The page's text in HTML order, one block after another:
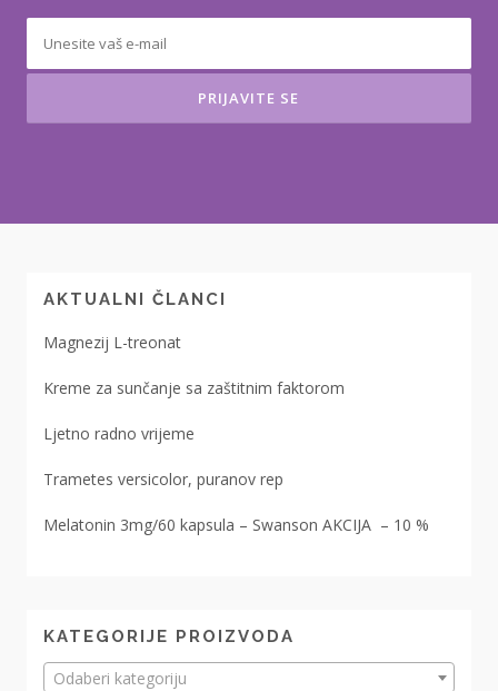
AKTUALNI ČLANCI
Magnezij L-treonat
Kreme za sunčanje sa zaštitnim faktorom
Ljetno radno vrijeme
Trametes versicolor, puranov rep
Melatonin 3mg/60 kapsula – Swanson AKCIJA – 10 %
KATEGORIJE PROIZVODA
Odaberi kategoriju